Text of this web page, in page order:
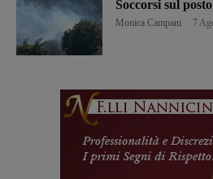
Soccorsi sul
Monica Campani 7